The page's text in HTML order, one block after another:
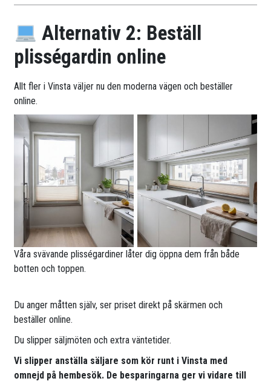
Alternativ 2: Beställ
plisségardin online
Allt fler i Vinsta väljer nu den moderna vägen och beställer
online.
Våra svävande plisségardiner låter dig öppna dem från både
botten och toppen.
Du anger måtten själv, ser priset direkt på skärmen och
beställer online.
Du slipper säljmöten och extra väntetider.
Vi slipper anställa säljare som kör runt i Vinsta med
omnejd på hembesök. De besparingarna ger vi vidare till